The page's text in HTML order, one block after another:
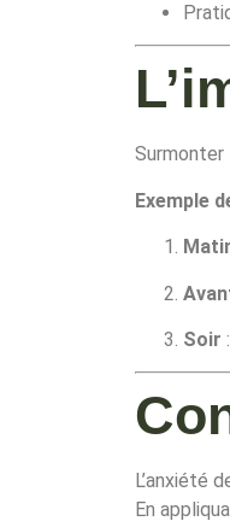
Surmonter
Exemple
Soir
L’anxiété
En